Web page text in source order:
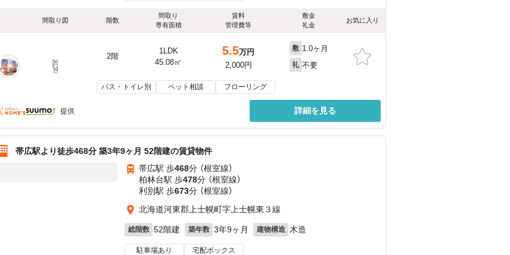
間取り図 階数
間取り
専有面積
賃料
管理費等
敷金
礼金
お気に入り
2階
1LDK
45.08㎡
5.5万円
2,000円
敷 1.0ヶ月
礼 不要
バス・トイレ別 ペット相談 フローリング
提供 詳細を見る
帯広駅より徒歩468分 築3年9ヶ月 52階建の賃貸物件
帯広駅 歩468分 （根室線）
柏林台駅 歩478分 （根室線）
利別駅 歩673分 （根室線）
北海道河東郡上士幌町字上士幌東３線
総階数 52階建 築年数 3年9ヶ月 建物構造 木造
駐車場あり 宅配ボックス